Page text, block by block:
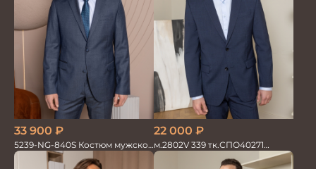
33 900 ₽
5239-NG-840S Костюм мужской
двойка
22 000 ₽
м.2802V 339 тк.СПО40271
Костюм мужской